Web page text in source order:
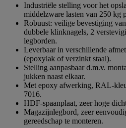
Industriële stelling voor het
middelzware lasten van 250 kg
Robuust: veilige bevestiging
dubbele klinknagels, 2
legborden.
Leverbaar in verschillende
(epoxylak of verzinkt staal).
Stelling aanpasbaar d.m.v.
jukken naast elkaar.
Met epoxy afwerking, RAL-
7016.
HDF-spaanplaat, zeer hoge
Magazijnlegbord, zeer
gereedschap te monteren.